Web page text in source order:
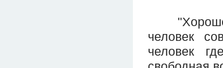
"Хорошо,
человек
человек